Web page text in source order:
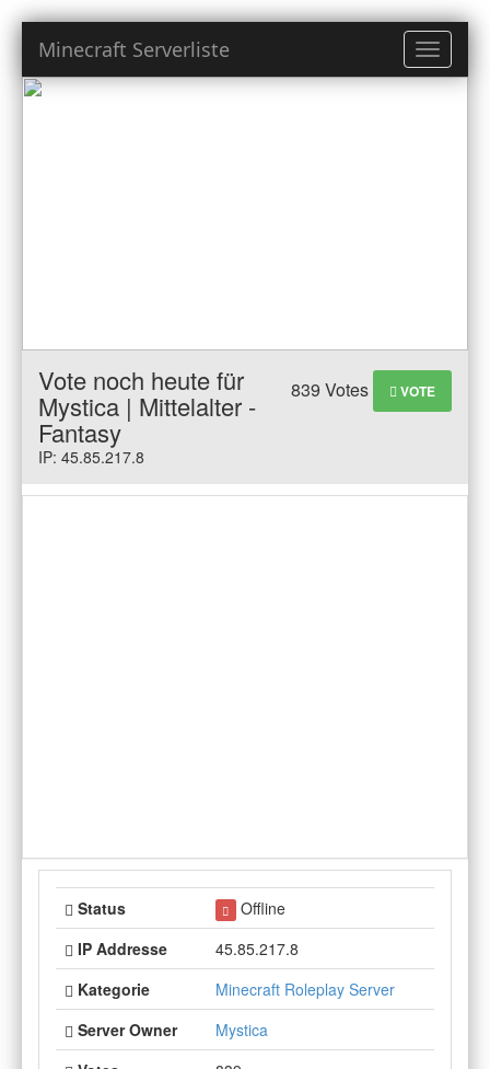
Toggle
Minecraft Serverliste
839 Votes VOTE
Vote noch heute für
Mystica | Mittelalter -
Fantasy
IP: 45.85.217.8
Status
Offline
IP Addresse
45.85.217.8
Kategorie
Minecraft Roleplay Server
Server Owner
Mystica